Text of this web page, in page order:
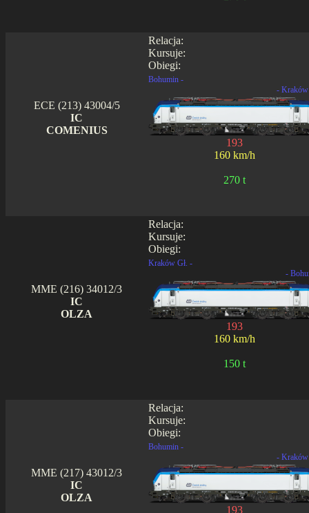
Relacja:
Kursuje:
Obiegi:
ECE (213) 43004/5
IC
COMENIUS
Bohumin -
- Kraków
193
160 km/h
270 t
Relacja:
Kursuje:
Obiegi:
MME (216) 34012/3
IC
OLZA
Kraków Gł. -
-
193
160 km/h
150 t
Relacja:
Kursuje:
Obiegi:
MME (217) 43012/3
IC
OLZA
Bohumin -
- Kraków
193